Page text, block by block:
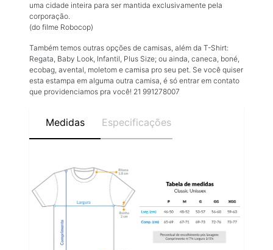
uma cidade inteira para ser mantida exclusivamente pela
corporação.
(do filme Robocop)
Também temos outras opções de camisas, além da T-Shirt:
Regata, Baby Look, Infantil, Plus Size; ou ainda, caneca, boné,
ecobag, avental, moletom e camisa pro seu pet. Se você quiser
esta estampa em alguma outra camisa, é só entrar em contato
que providenciamos pra você! 21 991278007
Medidas Especificações